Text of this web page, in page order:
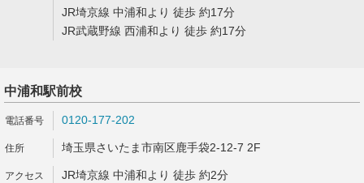
JR埼京線 中浦和より 徒歩 約17分
JR武蔵野線 西浦和より 徒歩 約17分
中浦和駅前校
0120-177-202
埼玉県さいたま市南区鹿手袋2-12-7 2F
JR埼京線 中浦和より 徒歩 約2分